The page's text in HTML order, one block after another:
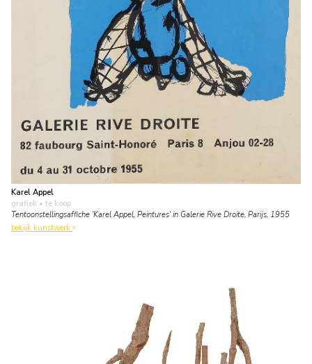
Karel Appel
grafiek • te koop
Tentoonstellingsaffiche 'Karel Appel, Peintures' in Galerie Rive Droite, Parijs, 1955
bekijk kunstwerk